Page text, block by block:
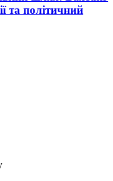
та політичний